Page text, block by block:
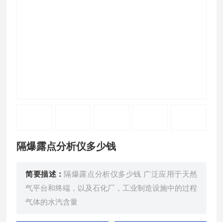
隔爆露点分析仪多少钱
简要描述： 隔爆露点分析仪多少钱 广泛应用于天然
气平台和终端，以及石化厂，工业制造设施中的过程
气体的水汽含量